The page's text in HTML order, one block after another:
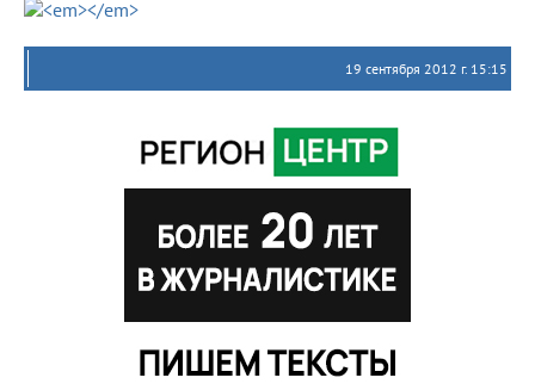
19 сентября 2012 г. 15:15